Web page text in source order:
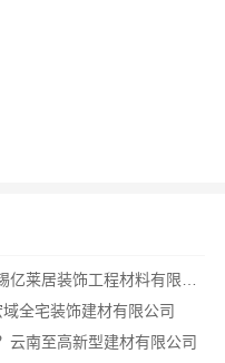
全宅装饰建材有限公司
云南至高新型建材有限公司